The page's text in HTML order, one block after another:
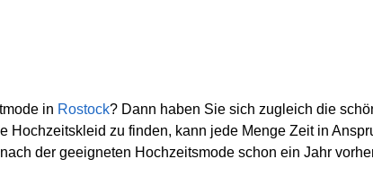
in Rostock? Dann haben Sie sich zugleich die
zu finden, kann jede Menge Zeit in
der geeigneten Hochzeitsmode schon ein Jahr